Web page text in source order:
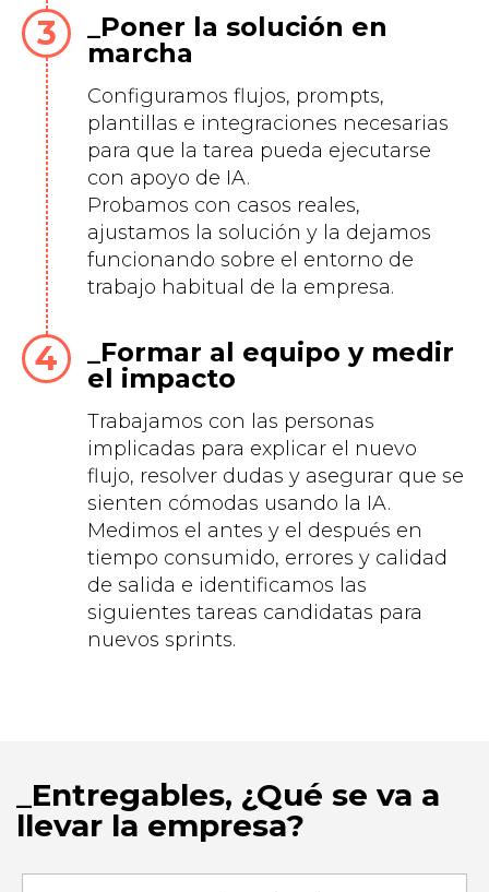
Poner la solución en
marcha
Configuramos flujos, prompts,
plantillas e integraciones necesarias
para que la tarea pueda ejecutarse
con apoyo de IA.
Probamos con casos reales,
ajustamos la solución y la dejamos
funcionando sobre el entorno de
trabajo habitual de la empresa.
Formar al equipo y medir
el impacto
Trabajamos con las personas
implicadas para explicar el nuevo
flujo, resolver dudas y asegurar que se
sienten cómodas usando la IA.
Medimos el antes y el después en
tiempo consumido, errores y calidad
de salida e identificamos las
siguientes tareas candidatas para
nuevos sprints.
Entregables, ¿Qué se va a
llevar la empresa?